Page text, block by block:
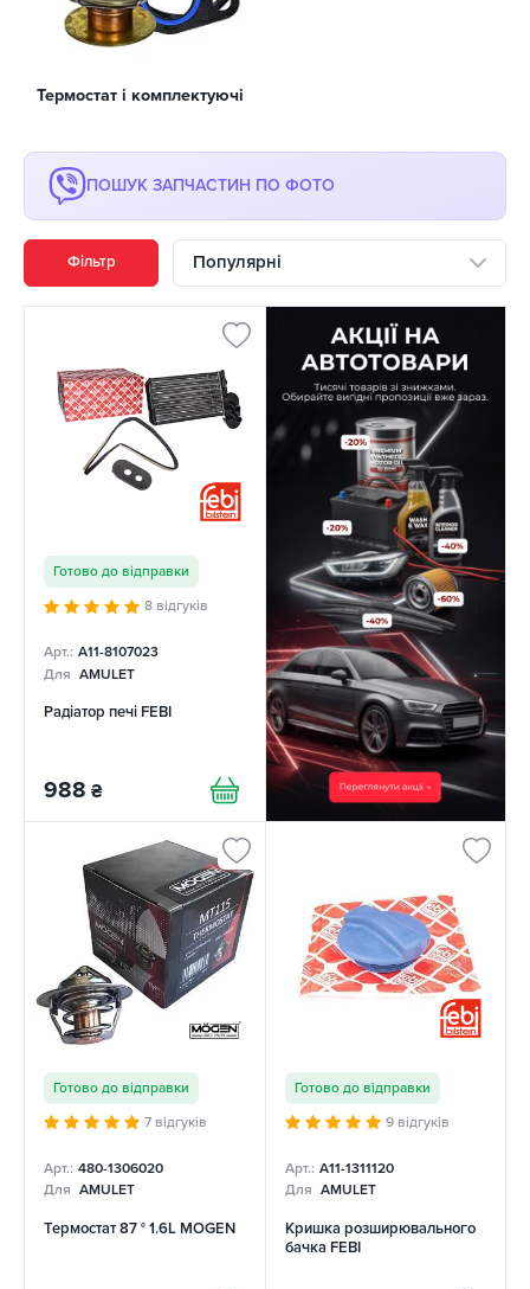
Термостат і комплектуючі
ПОШУК ЗАПЧАСТИН ПО ФОТО
Фільтр Популярні
Готово до відправки
8 відгуків
Арт.: A11-8107023
Для AMULET
Радіатор печі FEBI
988 ₴
Готово до відправки
7 відгуків
Арт.: 480-1306020
Для AMULET
Термостат 87 ° 1.6L MOGEN
Готово до відправки
9 відгуків
Арт.: A11-1311120
Для AMULET
Кришка розширювального
бачка FEBI